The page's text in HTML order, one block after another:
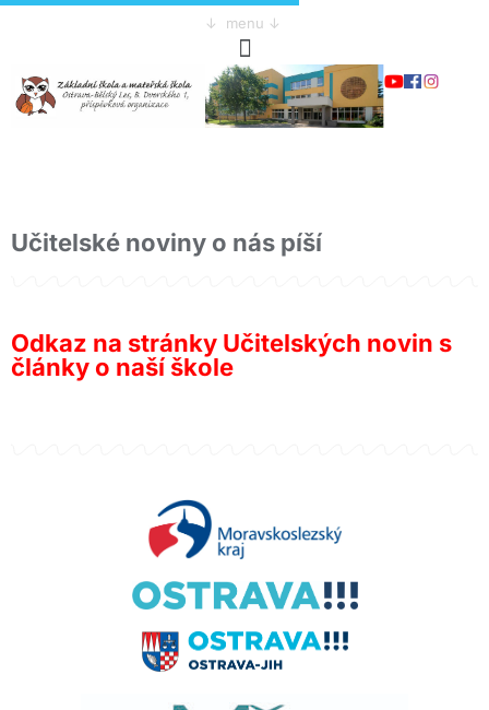
↓ menu ↓
Učitelské noviny o nás píší
Odkaz na stránky Učitelských novin s
články o naší škole